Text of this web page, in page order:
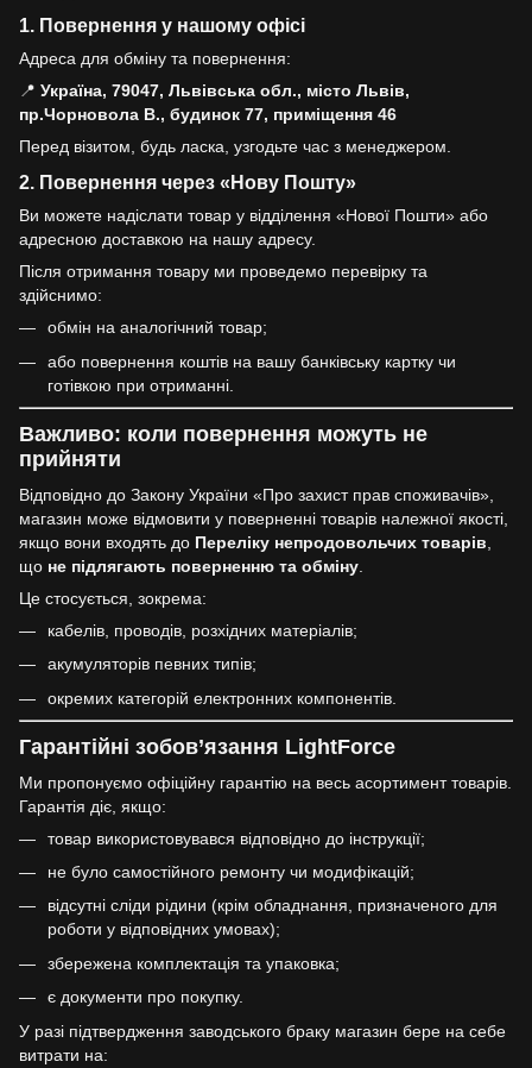
1. Повернення у нашому офісі
Адреса для обміну та повернення:
📍 Україна, 79047, Львівська обл., місто Львів,
пр.Чорновола В., будинок 77, приміщення 46
Перед візитом, будь ласка, узгодьте час з менеджером.
2. Повернення через «Нову Пошту»
Ви можете надіслати товар у відділення «Нової Пошти» або
адресною доставкою на нашу адресу.
Після отримання товару ми проведемо перевірку та
здійснимо:
обмін на аналогічний товар;
або повернення коштів на вашу банківську картку чи
готівкою при отриманні.
Важливо: коли повернення можуть не
прийняти
Відповідно до Закону України «Про захист прав споживачів»,
магазин може відмовити у поверненні товарів належної якості,
якщо вони входять до Переліку непродовольчих товарів
що не підлягають поверненню та обміну
Це стосується, зокрема:
кабелів, проводів, розхідних матеріалів;
акумуляторів певних типів;
окремих категорій електронних компонентів.
Гарантійні зобов’язання LightForce
Ми пропонуємо офіційну гарантію на весь асортимент товарів.
Гарантія діє, якщо:
товар використовувався відповідно до інструкції;
не було самостійного ремонту чи модифікацій;
відсутні сліди рідини (крім обладнання, призначеного для
роботи у відповідних умовах);
збережена комплектація та упаковка;
є документи про покупку.
У разі підтвердження заводського браку магазин бере на себе
витрати на: